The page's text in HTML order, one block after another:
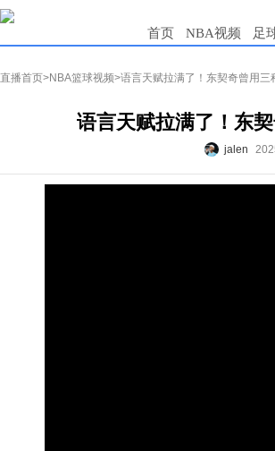
首页 NBA视频 足
直播首页>NBA篮球视频>语言天赋拉满了！东契奇曾用三
语言天赋拉满了！东
jalen